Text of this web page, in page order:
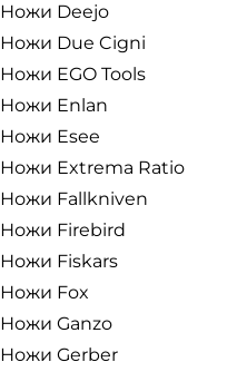
MTech USA
Peltonen
Pohl Force
Pro-Tech
Rondell
Біла Зброя
KA
Rough Rider
Bali-Song
Auto-AXIS
Ram-Lok
XR Lock
Nested Liner Lock
Ratchet
Bolster Lock
Slip-joint
светло-серый
серо-зеленый
коричневый
Темно-зеленый
серый
бронзовый
бордовый
персиковый
салатовый
васильковый
мятный
Ножи Deejo
Ножи Due Cigni
Ножи EGO Tools
Ножи Enlan
Ножи Esee
Ножи Extrema Ratio
Ножи Fallkniven
Ножи Firebird
Ножи Fiskars
Ножи Fox
Ножи Ganzo
Ножи Gerber